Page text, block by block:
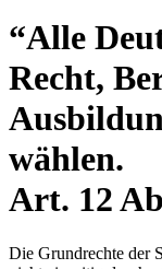
“Alle
Recht,
wählen.
Art. 12
Die Grundrechte der